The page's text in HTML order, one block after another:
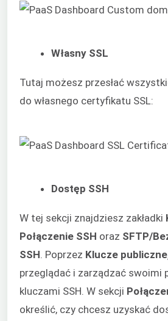
Własny SSL
Tutaj możesz przesłać
do własnego certyfikatu SSL:
Dostęp SSH
W tej sekcji znajdziesz zakładki
Połączenie SSH oraz SFTP/
SSH. Poprzez Klucze
przeglądać i zarządzać swoimi
kluczami SSH. W sekcji
określić, czy chcesz uzyskać